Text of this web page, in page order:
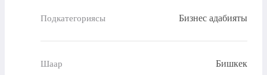
Подкатегориясы Бизнес адабияты
Шаар Бишкек